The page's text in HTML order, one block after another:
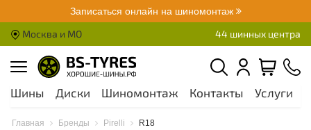
Записаться онлайн на шиномонтаж
Москва и МО 44 шинных центра
Шины Диски Шиномонтаж Контакты Услуги
Главная Бренды Pirelli R18